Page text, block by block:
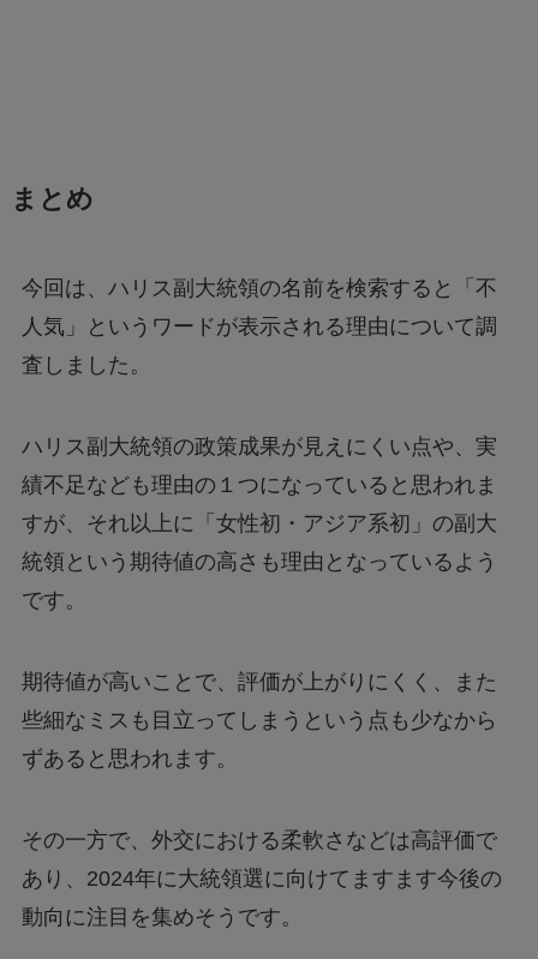
まとめ
今回は、ハリス副大統領の名前を検索すると「不
人気」というワードが表示される理由について調
査しました。
ハリス副大統領の政策成果が見えにくい点や、実
績不足なども理由の１つになっていると思われま
すが、それ以上に「女性初・アジア系初」の副大
統領という期待値の高さも理由となっているよう
です。
期待値が高いことで、評価が上がりにくく、また
些細なミスも目立ってしまうという点も少なから
ずあると思われます。
その一方で、外交における柔軟さなどは高評価で
あり、2024年に大統領選に向けてますます今後の
動向に注目を集めそうです。